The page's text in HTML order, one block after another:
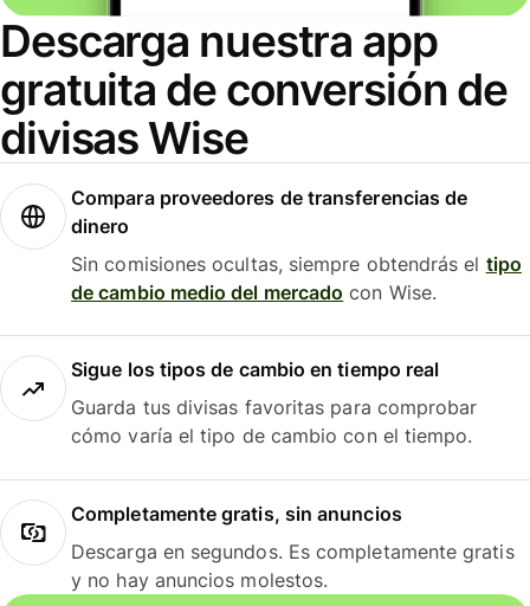
Descarga nuestra app
gratuita de conversión de
divisas Wise
Compara proveedores de transferencias de
dinero
Sin comisiones ocultas, siempre obtendrás el tipo
de cambio medio del mercado con Wise.
Sigue los tipos de cambio en tiempo real
Guarda tus divisas favoritas para comprobar
cómo varía el tipo de cambio con el tiempo.
Completamente gratis, sin anuncios
Descarga en segundos. Es completamente gratis
y no hay anuncios molestos.